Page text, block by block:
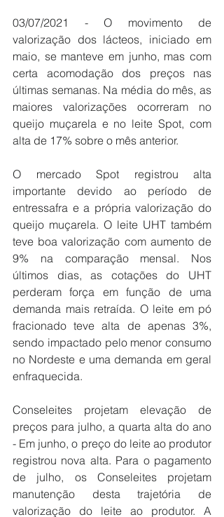
03/07/2021 - O movimento de
valorização dos lácteos, iniciado em
maio, se manteve em junho, mas com
certa acomodação dos preços nas
últimas semanas. Na média do mês, as
maiores valorizações ocorreram no
queijo muçarela e no leite Spot, com
alta de 17% sobre o mês anterior.
O mercado Spot registrou alta
importante devido ao período de
entressafra e a própria valorização do
queijo muçarela. O leite UHT também
teve boa valorização com aumento de
9% na comparação mensal. Nos
últimos dias, as cotações do UHT
perderam força em função de uma
demanda mais retraída. O leite em pó
fracionado teve alta de apenas 3%,
sendo impactado pelo menor consumo
no Nordeste e uma demanda em geral
enfraquecida.
Conseleites projetam elevação de
preços para julho, a quarta alta do ano
- Em junho, o preço do leite ao produtor
registrou nova alta. Para o pagamento
de julho, os Conseleites projetam
manutenção desta trajetória de
valorização do leite ao produtor. A